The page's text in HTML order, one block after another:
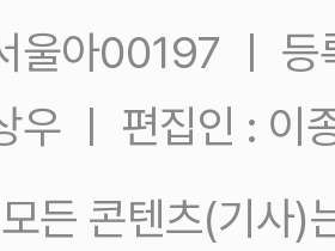
울아00197 ㅣ
우 ㅣ 편집인 : 이
든 콘텐츠(기사)